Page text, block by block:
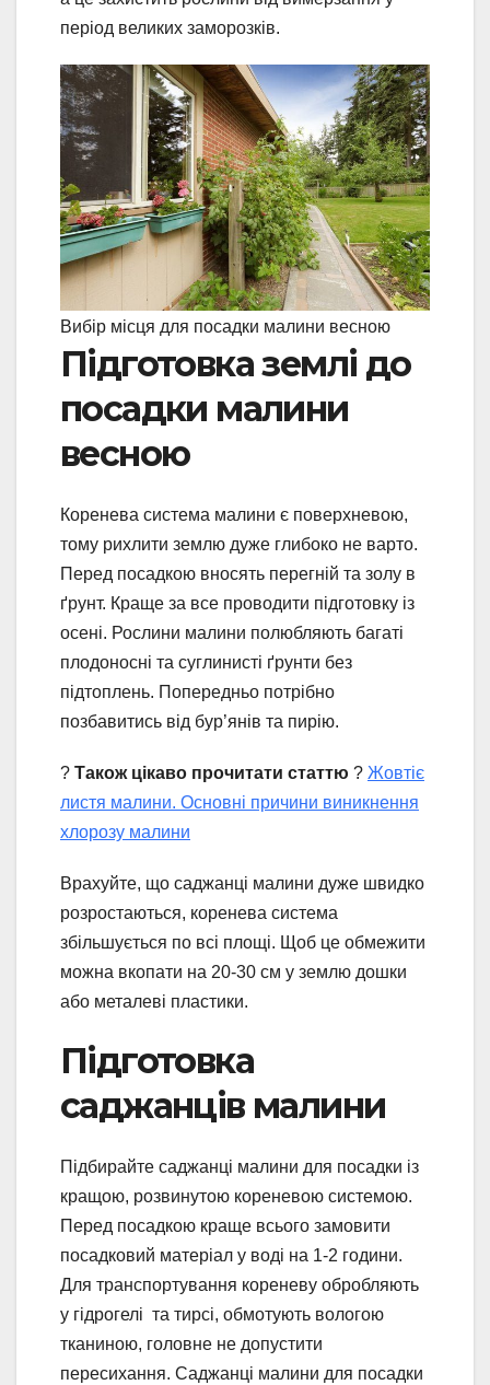
період великих заморозків.
Вибір місця для посадки малини весною
Підготовка землі до
посадки малини
весною
Коренева система малини є поверхневою,
тому рихлити землю дуже глибоко не варто.
Перед посадкою вносять перегній та золу в
ґрунт. Краще за все проводити підготовку із
осені. Рослини малини полюбляють багаті
плодоносні та суглинисті ґрунти без
підтоплень. Попередньо потрібно
позбавитись від бур’янів та пирію.
? Також цікаво прочитати статтю ? Жовтіє
листя малини. Основні причини виникнення
хлорозу малини
Врахуйте, що саджанці малини дуже швидко
розростаються, коренева система
збільшується по всі площі. Щоб це обмежити
можна вкопати на 20-30 см у землю дошки
або металеві пластики.
Підготовка
саджанців малини
Підбирайте саджанці малини для посадки із
кращою, розвинутою кореневою системою.
Перед посадкою краще всього замовити
посадковий матеріал у воді на 1-2 години.
Для транспортування кореневу обробляють
у гідрогелі та тирсі, обмотують вологою
тканиною, головне не допустити
пересихання. Саджанці малини для посадки